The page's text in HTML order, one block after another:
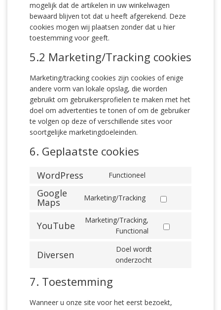
mogelijk dat de artikelen in uw winkelwagen
bewaard blijven tot dat u heeft afgerekend. Deze
cookies mogen wij plaatsen zonder dat u hier
toestemming voor geeft.
5.2 Marketing/Tracking cookies
Marketing/tracking cookies zijn cookies of enige
andere vorm van lokale opslag, die worden
gebruikt om gebruikersprofielen te maken met het
doel om advertenties te tonen of om de gebruiker
te volgen op deze of verschillende sites voor
soortgelijke marketingdoeleinden.
6. Geplaatste cookies
WordPress Functioneel
service
Google
Maps Marketing/Tracking
Consent
service
YouTube
Marketing/Tracking,
Functional
Consent
Diversen
Doel wordt
onderzocht
7. Toestemming
Wanneer u onze site voor het eerst bezoekt,